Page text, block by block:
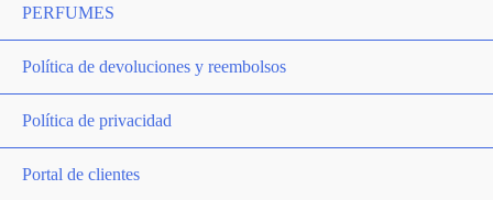
PERFUMES
Política de devoluciones y reembolsos
Política de privacidad
Portal de clientes